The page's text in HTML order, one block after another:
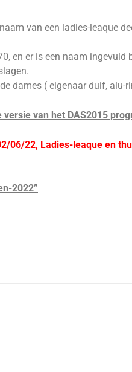
van een ladies-leaque
en er is een naam
dames ( eigenaar duif, alu-
versie van het DAS2015
06/22, Ladies-leaque en
2022”